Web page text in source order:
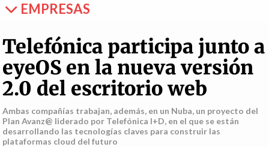
EMPRESAS
Telefónica participa junto a
eyeOS en la nueva versión
2.0 del escritorio web
Ambas compañías trabajan, además, en un Nuba, un proyecto del
Plan Avanz@ liderado por Telefónica I+D, en el que se están
desarrollando las tecnologías claves para construir las
plataformas cloud del futuro